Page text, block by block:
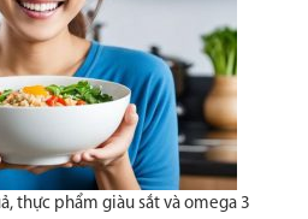
thực phẩm giàu sắt và omega 3